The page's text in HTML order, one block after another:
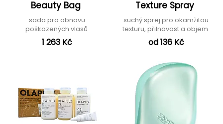
Beauty Bag
sada pro obnovu
poškozených vlasů
1 263 Kč
Texture Spray
suchý sprej pro okamžitou
texturu, přilnavost a objem
od 136 Kč